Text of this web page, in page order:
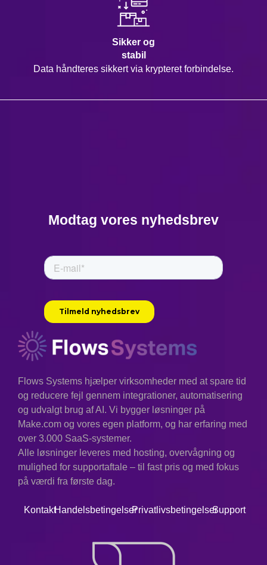
Sikker og
stabil
Data håndteres sikkert via krypteret forbindelse.
Modtag vores nyhedsbrev
Flows Systems hjælper virksomheder med at spare tid
og reducere fejl gennem integrationer, automatisering
og udvalgt brug af AI. Vi bygger løsninger på
Make.com og vores egen platform, og har erfaring med
over 3.000 SaaS-systemer.
Alle løsninger leveres med hosting, overvågning og
mulighed for supportaftale – til fast pris og med fokus
på værdi fra første dag.
KontaktHandelsbetingelserPrivatlivsbetingelserSupport